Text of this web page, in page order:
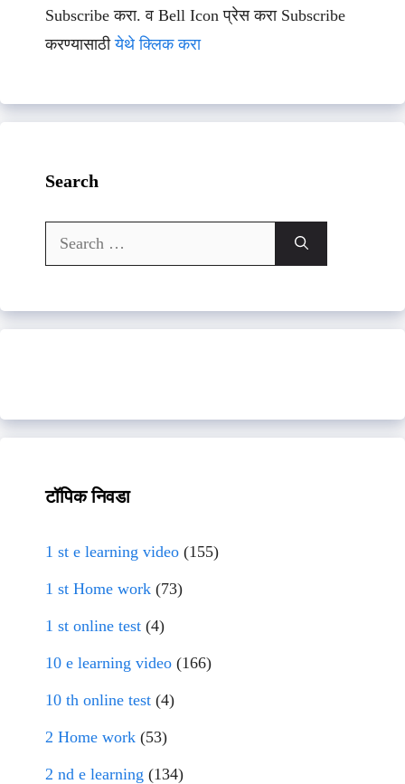
Subscribe करा. व Bell Icon प्रेस करा Subscribe
करण्यासाठीयेथे क्लिक करा
Search
Search
for:
टॉपिक निवडा
1 st e learning video (155)
1 st Home work (73)
1 st online test (4)
10 e learning video (166)
10 th online test (4)
2 Home work (53)
2 nd e learning (134)